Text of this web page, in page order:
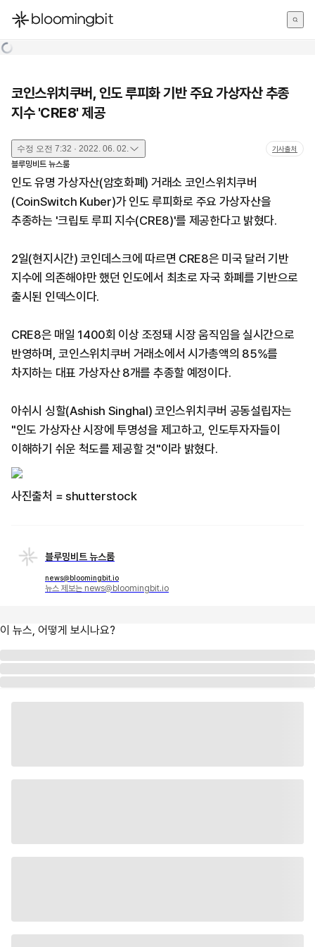
한국어
코인스위치쿠버, 인도 루피화 기반 주요 가상자산 추종
지수 'CRE8' 제공
수정 오전 7:32 · 2022. 06. 02. 기사출처
블루밍비트 뉴스룸
인도 유명 가상자산(암호화폐) 거래소 코인스위치쿠버
(CoinSwitch Kuber)가 인도 루피화로 주요 가상자산을
추종하는 '크립토 루피 지수(CRE8)'를 제공한다고 밝혔다.
2일(현지시간) 코인데스크에 따르면 CRE8은 미국 달러 기반
지수에 의존해야만 했던 인도에서 최초로 자국 화폐를 기반으로
출시된 인덱스이다.
CRE8은 매일 1400회 이상 조정돼 시장 움직임을 실시간으로
반영하며, 코인스위치쿠버 거래소에서 시가총액의 85%를
차지하는 대표 가상자산 8개를 추종할 예정이다.
아쉬시 싱할(Ashish Singhal) 코인스위치쿠버 공동설립자는
"인도 가상자산 시장에 투명성을 제고하고, 인도투자자들이
이해하기 쉬운 척도를 제공할 것"이라 밝혔다.
사진출처 = shutterstock
블루밍비트 뉴스룸
news@bloomingbit.io
뉴스 제보는 news@bloomingbit.io
이 뉴스, 어떻게 보시나요?